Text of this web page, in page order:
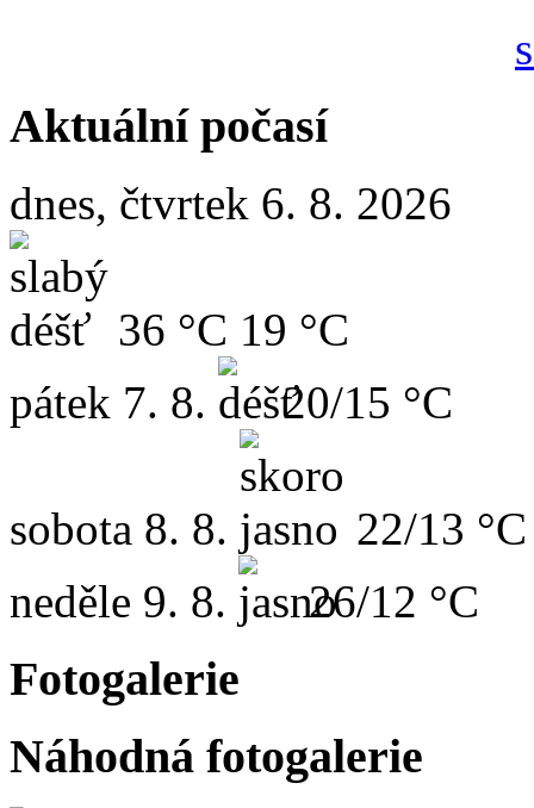
Aktuální počasí
dnes, čtvrtek 6. 8. 2026
36 °C 19 °C
pátek 7. 8. 20/15 °C
sobota 8. 8.
22/13 °C
neděle 9. 8. 26/12 °C
Fotogalerie
Náhodná fotogalerie